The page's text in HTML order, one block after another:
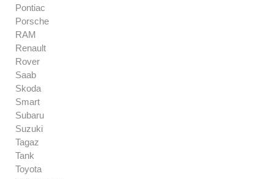
Pontiac
Porsche
RAM
Renault
Rover
Saab
Skoda
Smart
Subaru
Suzuki
Tagaz
Tank
Toyota